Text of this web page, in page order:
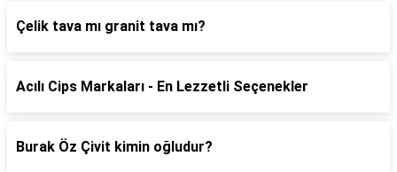
Çelik tava mı granit tava mı?
Acılı Cips Markaları - En Lezzetli Seçenekler
Burak Öz Çivit kimin oğludur?